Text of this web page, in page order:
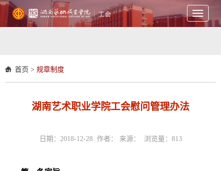
Toggle
首页 > 规章制度
湖南艺术职业学院工会慰问管理办法
日期：2018-12-28 作者： 来源： 浏览量： 813